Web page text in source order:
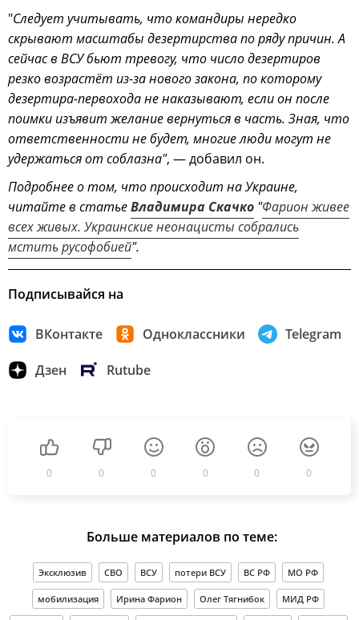
"Следует учитывать, что командиры нередко
скрывают масштабы дезертирства по ряду причин. А
сейчас в ВСУ бьют тревогу, что число дезертиров
резко возрастёт из-за нового закона, по которому
дезертира-первохода не наказывают, если он после
поимки изъявит желание вернуться в часть. Зная, что
ответственности не будет, многие люди могут не
удержаться от соблазна", — добавил он.
Подробнее о том, что происходит на Украине,
читайте в статьеВладимира Скачко "Фарион живее
всех живых. Украинские неонацисты собрались
мстить русофобией".
Подписывайся на
ВКонтакте Одноклассники Telegram
Дзен Rutube
0 0 0 0 0 0
Больше материалов по теме:
Эксклюзив СВО ВСУ потери ВСУ ВС РФ МО РФ
мобилизация Ирина Фарион Олег Тягнибок МИД РФ